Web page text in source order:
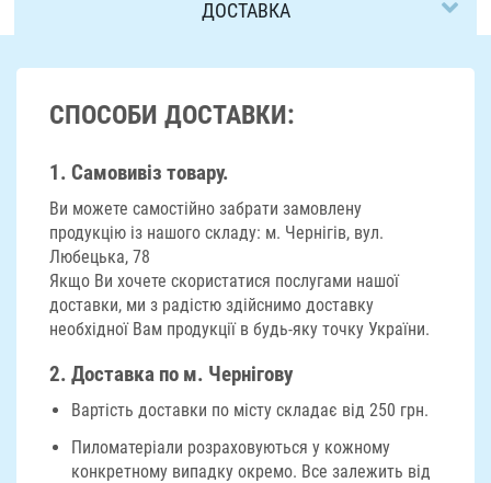
ДОСТАВКА
СПОСОБИ ДОСТАВКИ:
1. Самовивіз товару.
Ви можете самостійно забрати замовлену
продукцію із нашого складу: м. Чернігів, вул.
Любецька, 78
Якщо Ви хочете скористатися послугами нашої
доставки, ми з радістю здійснимо доставку
необхідної Вам продукції в будь-яку точку України.
2. Доставка по м. Чернігову
Вартість доставки по місту складає від 250 грн.
Пиломатеріали розраховуються у кожному
конкретному випадку окремо. Все залежить від